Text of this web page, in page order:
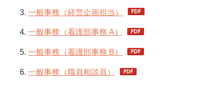
一般事務（経営企画担当）
一般事務（看護部事務 A）
一般事務（看護部事務 B）
一般事務（職員相談員）